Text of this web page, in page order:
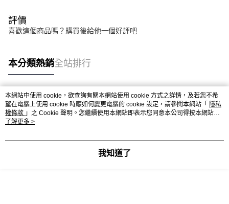
評價
喜歡這個商品嗎？購買後給他一個好評吧
本分類熱銷全站排行
熱門標籤
本網站中使用 cookie，欲查詢有關本網站使用 cookie 方式之詳情，及若您不希
望在電腦上使用 cookie 時應如何變更電腦的 cookie 設定，請參閱本網站「 隱私
權條款 」之 Cookie 聲明。您繼續使用本網站即表示您同意本公司得按本網站使
用條款之 Cookie 聲明使用 cookie。
了解更多 >
我知道了